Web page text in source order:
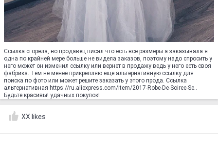
Ссылка сгорела, но продавец писал что есть все размеры а заказывала я
одна по крайней мере больше не видела заказов, поэтому надо спросить у
него может он изменил ссылку или вернет в продажу ведь у него есть своя
фабрика. Тем не менее прикрепляю еще альтернативную ссылку для
поиска по фото или может решите заказать у этого прода. Ссылка
альтернативная https://ru.aliexpress.com/item/2017-Robe-De-Soiree-Se..
Будьте красивы! удачных покупок!
XX likes